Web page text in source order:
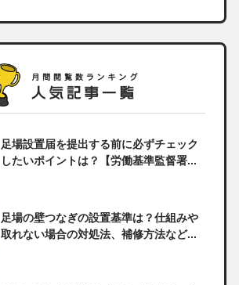
足場設置届を提出する前に必ずチェック
したいポイントは？【労働基準監督署...
足場の壁つなぎの設置基準は？仕組みや
取れない場合の対処法、補修方法など...